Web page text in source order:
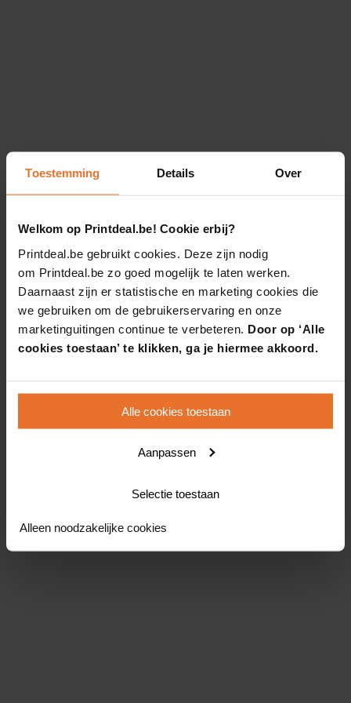
Toestemming Details Over
Welkom op Printdeal.be! Cookie erbij?
Printdeal.be gebruikt cookies. Deze zijn nodig
om Printdeal.be zo goed mogelijk te laten werken.
Daarnaast zijn er statistische en marketing cookies die
we gebruiken om de gebruikerservaring en onze
marketinguitingen continue te verbeteren. Door op ‘Alle
cookies toestaan’ te klikken, ga je hiermee akkoord.
Alle cookies toestaan
Aanpassen
Selectie toestaan
Alleen noodzakelijke cookies